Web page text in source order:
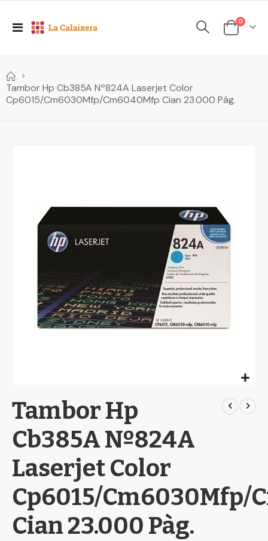
Toggle
Cesta
0elements
Tambor Hp Cb385A Nº824A Laserjet Color
Cp6015/Cm6030Mfp/Cm6040Mfp Cian 23.000 Pàg.
images
to
the
beginning
of
images
gallery
Tambor Hp
Cb385A Nº824A
Laserjet Color
Cp6015/Cm6030Mfp/
Cian 23.000 Pàg.